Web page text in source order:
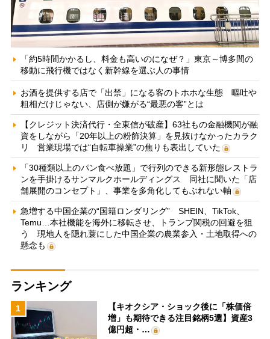
「約5時間かかるし、料金も高いのになぜ？」東京～博多間の
移動に飛行機ではなく新幹線を選ぶ人の事情
お酒を提供する店で「出禁」になる客のトホホな生態 嘔吐や
粗相だけじゃない、店側が嫌がる“最悪の客”とは
【クレジット決済代行・全東信が破産】63社もの金融機関が融
資をしながら「20年以上の粉飾決算」を見抜けなかったカラク
リ 営業現場では“自転車操業”の焦りも表出していた
「30種類以上のパン食べ放題」で行列のできる新形態レストラ
ンを手掛けるサンマルクホールディングス 同社に聞いた「店
舗展開のコンセプト」、事業を多角化してもぶれない軸
急増する中国企業の“国籍ロンダリング” SHEIN、TikTok、
Temu…本社機能を海外に移転させ、トランプ関税の回避を狙
う 現地人を隠れ蓑にした中国企業の農業参入・土地取得への
懸念も
ランキング
1
【キオクシア・ショック後に「株価倍
増」も期待できる注目銘柄5選】資産3
億円超・…